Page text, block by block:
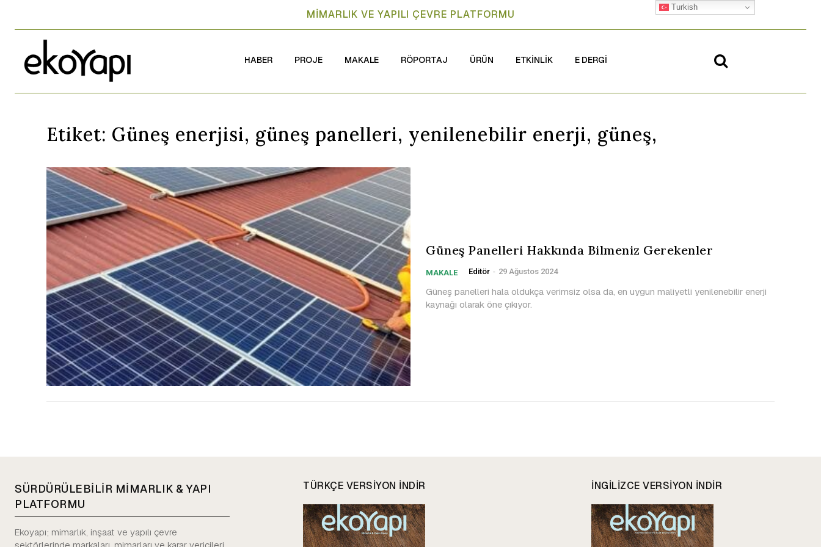
MİMARLIK VE YAPILI ÇEVRE PLATFORMU
HABER PROJE MAKALE RÖPORTAJ ÜRÜN ETKİNLİK E DERGİ
Etiket: Güneş enerjisi, güneş panelleri, yenilenebilir enerji, güneş,
Güneş Panelleri Hakkında Bilmeniz Gerekenler
MAKALE Editör - 29 Ağustos 2024
Güneş panelleri hala oldukça verimsiz olsa da, en uygun maliyetli yenilenebilir enerji
kaynağı olarak öne çıkıyor.
SÜRDÜRÜLEBİLİR MİMARLIK & YAPI
PLATFORMU
Ekoyapı; mimarlık, inşaat ve yapılı çevre
sektörlerinde markaları, mimarları ve karar vericileri
TÜRKÇE VERSIYON INDIR INGILIZCE VERSIYON INDIR
Turkish